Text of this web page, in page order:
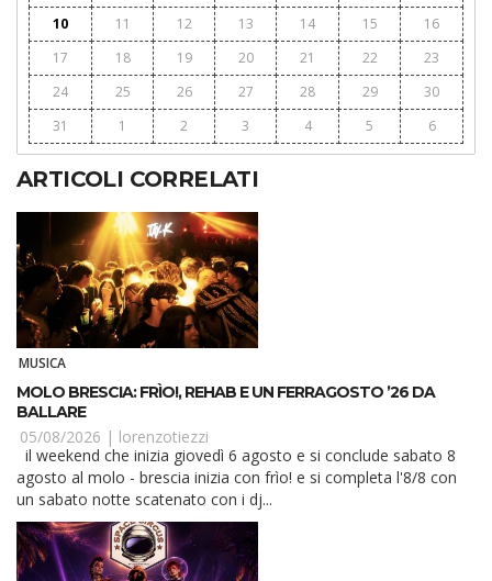
10
11 12 13 14 15
16
17
18 19 20 21 22
23
24
25 26 27 28 29
30
31
1 2 3 4 5 6
ARTICOLI CORRELATI
MUSICA
MOLO BRESCIA: FRÌO!, REHAB E UN FERRAGOSTO ’26 DA
BALLARE
05/08/2026 | lorenzotiezzi
agosto al molo - brescia inizia con frìo! e si completa l'8/8 con
un sabato notte scatenato con i dj...